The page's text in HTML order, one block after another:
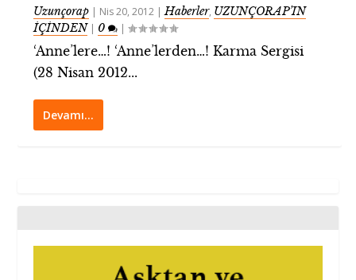
Uzunçorap | Nis 20, 2012 |Haberler, UZUNÇORAP’IN
İÇİNDEN| 0 |
‘Anne’lere…! ‘Anne’lerden…! Karma Sergisi
(28 Nisan 2012...
Devamı…